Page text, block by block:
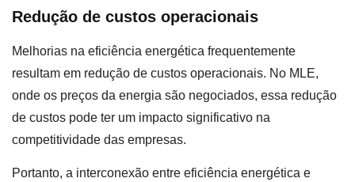
Redução de custos operacionais
Melhorias na eficiência energética frequentemente
resultam em redução de custos operacionais. No MLE,
onde os preços da energia são negociados, essa redução
de custos pode ter um impacto significativo na
competitividade das empresas.
Portanto, a interconexão entre eficiência energética e